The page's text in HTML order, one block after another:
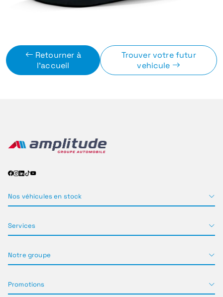
Retourner à
l'accueil
Trouver votre futur
vehicule
Nos véhicules en stock
Services
Notre groupe
Promotions